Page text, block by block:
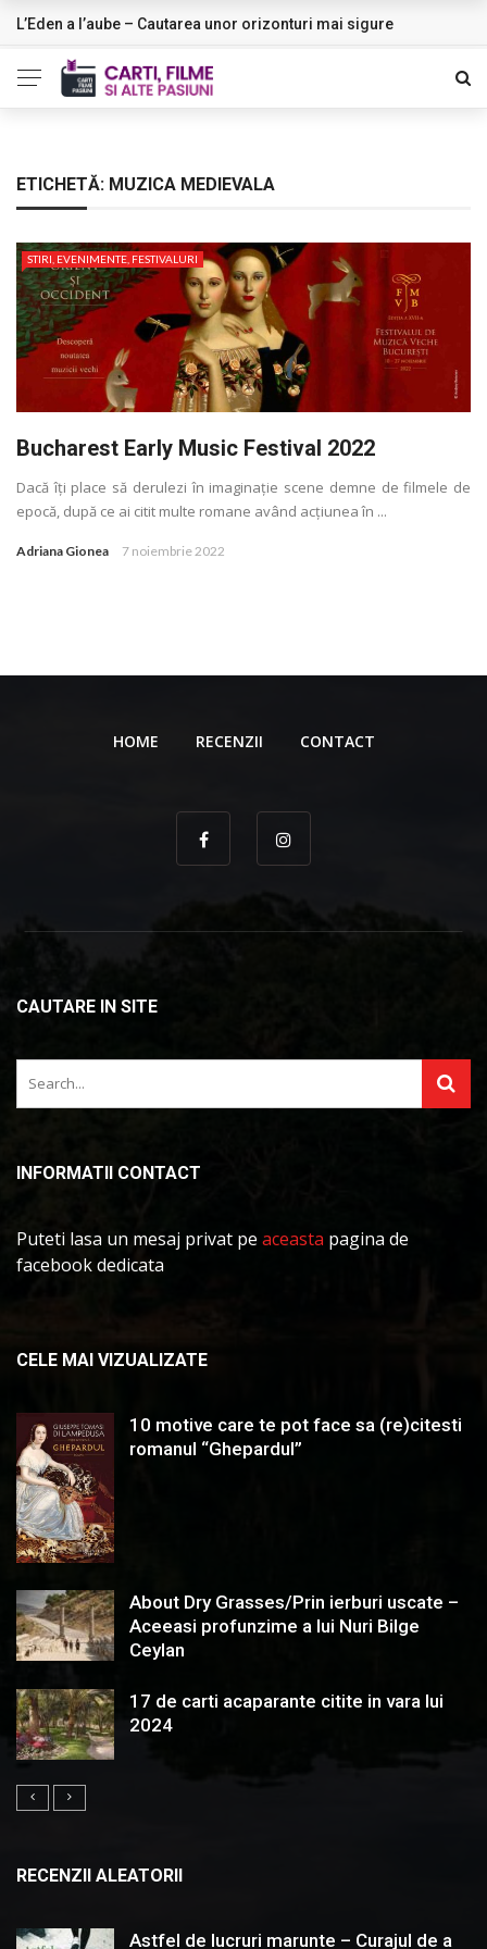
NOUTATI
L’Eden a I’aube – Cautarea unor orizonturi mai sigure
ETICHETĂ: MUZICA MEDIEVALA
STIRI, EVENIMENTE, FESTIVALURI
Bucharest Early Music Festival 2022
Dacă îţi place să derulezi în imaginaţie scene demne de filmele de
epocă, după ce ai citit multe romane având acţiunea în ...
Adriana Gionea 7 noiembrie 2022
HOME RECENZII CONTACT
CAUTARE IN SITE
INFORMATII CONTACT
Puteti lasa un mesaj privat pe aceasta pagina de
facebook dedicata
CELE MAI VIZUALIZATE
10 motive care te pot face sa (re)citesti
romanul “Ghepardul”
About Dry Grasses/Prin ierburi uscate –
Aceeasi profunzime a lui Nuri Bilge
Ceylan
17 de carti acaparante citite in vara lui
2024
RECENZII ALEATORII
Astfel de lucruri marunte – Curajul de a